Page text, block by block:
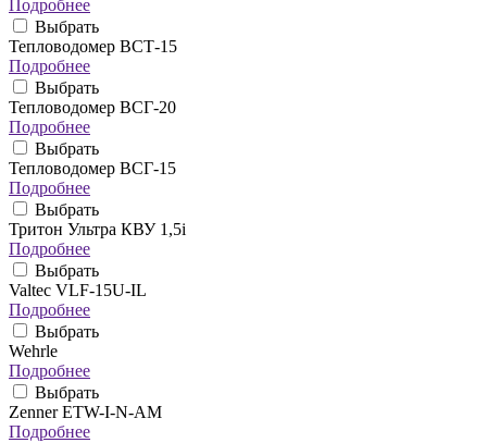
Подробнее
Выбрать
Тепловодомер ВСТ-15
Подробнее
Выбрать
Тепловодомер ВСГ-20
Подробнее
Выбрать
Тепловодомер ВСГ-15
Подробнее
Выбрать
Тритон Ультра КВУ 1,5i
Подробнее
Выбрать
Valtec VLF-15U-IL
Подробнее
Выбрать
Wehrle
Подробнее
Выбрать
Zenner ETW-I-N-AM
Подробнее